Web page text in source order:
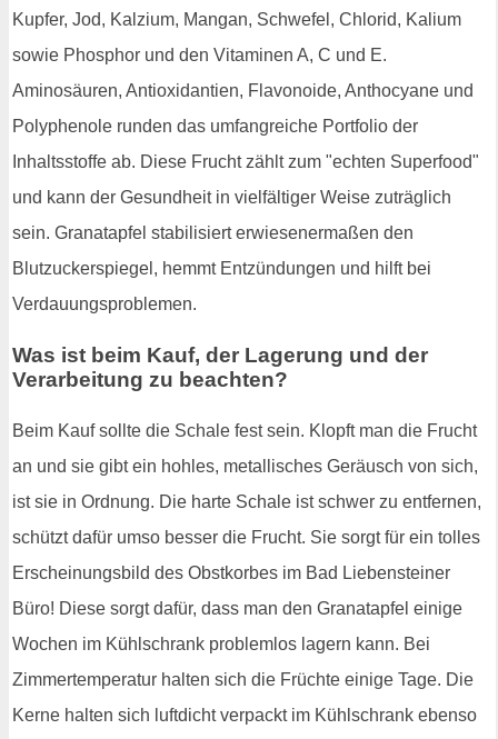
Kupfer, Jod, Kalzium, Mangan, Schwefel, Chlorid, Kalium
sowie Phosphor und den Vitaminen A, C und E.
Aminosäuren, Antioxidantien, Flavonoide, Anthocyane und
Polyphenole runden das umfangreiche Portfolio der
Inhaltsstoffe ab. Diese Frucht zählt zum "echten Superfood"
und kann der Gesundheit in vielfältiger Weise zuträglich
sein. Granatapfel stabilisiert erwiesenermaßen den
Blutzuckerspiegel, hemmt Entzündungen und hilft bei
Verdauungsproblemen.
Was ist beim Kauf, der Lagerung und der
Verarbeitung zu beachten?
Beim Kauf sollte die Schale fest sein. Klopft man die Frucht
an und sie gibt ein hohles, metallisches Geräusch von sich,
ist sie in Ordnung. Die harte Schale ist schwer zu entfernen,
schützt dafür umso besser die Frucht. Sie sorgt für ein tolles
Erscheinungsbild des Obstkorbes im Bad Liebensteiner
Büro! Diese sorgt dafür, dass man den Granatapfel einige
Wochen im Kühlschrank problemlos lagern kann. Bei
Zimmertemperatur halten sich die Früchte einige Tage. Die
Kerne halten sich luftdicht verpackt im Kühlschrank ebenso